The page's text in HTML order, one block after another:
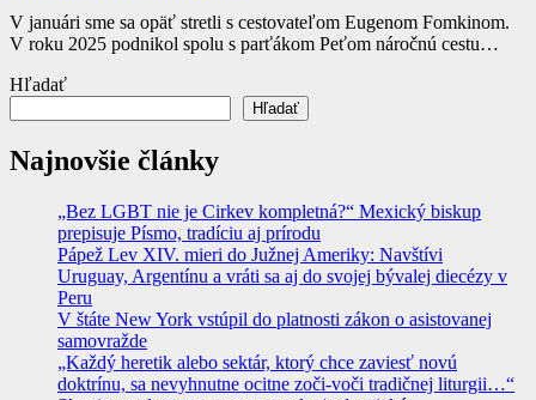
V januári sme sa opäť stretli s cestovateľom Eugenom Fomkinom.
V roku 2025 podnikol spolu s parťákom Peťom náročnú cestu…
Hľadať
Hľadať
Najnovšie články
„Bez LGBT nie je Cirkev kompletná?“ Mexický biskup
prepisuje Písmo, tradíciu aj prírodu
Pápež Lev XIV. mieri do Južnej Ameriky: Navštívi
Uruguay, Argentínu a vráti sa aj do svojej bývalej diecézy v
Peru
V štáte New York vstúpil do platnosti zákon o asistovanej
samovražde
„Každý heretik alebo sektár, ktorý chce zaviesť novú
doktrínu, sa nevyhnutne ocitne zoči-voči tradičnej liturgii…“